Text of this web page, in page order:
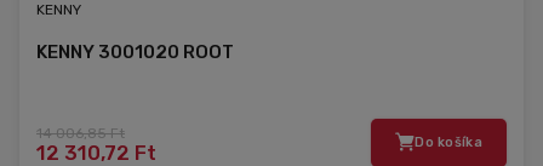
KENNY
KENNY 3001020 ROOT
14 006,85 Ft
12 310,72 Ft Do košíka